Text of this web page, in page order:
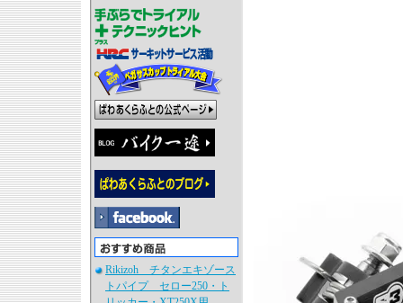
Rikizoh チタンエキゾース
トパイプ セロー250・ト